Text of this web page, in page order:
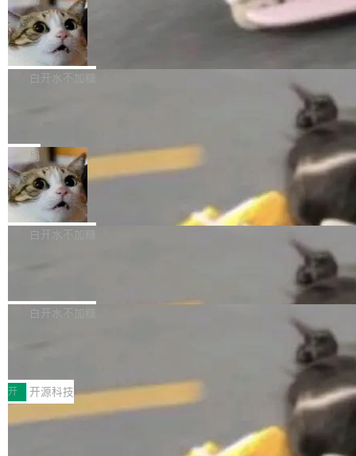
l 迁移或唤醒时，新宿主从 S3 恢复 SQLite 数据
库继续执行。存储库是持久化的唯一真相...
te 17 Pro、OPPO K15，要么是vivo X300 E这
样的次旗舰。 Galaxy Z Fold8 Ultra / Z Fold8 /
Z Flip8三款折叠屏新机均在7月22日发布，且全
部搭载骁龙8 Elite Gen5 for Galaxy，它们本该
本控制系统。目前处于 Early Access 阶段。 De
ltaDB 的核心思路直接写在 landing page 最显
眼的位置：「Software is made between com
mits」——软件是在 commit 之间写出来的。git
是把这段空隙补上。 回退到任何一次编辑：Delt
aDB 捕获 commit 之间的每一次操作，...
SpaceXAI 单季资本开支达 183 亿美元
根据风险投资人Tomer Tunguz 博客（VC 分
析）披露的最新分析与第二季度业绩报告，Spac
微软同期总资本开支的四成。 与亚马逊、Alpha
bet、微软以及 Meta 等传统科技巨头相比，Spa
ceXAI的资金消耗速度尤为引人瞩目。然而，支
撑庞大支出的资金来源却呈现出截然不同的面
貌。数据显示，微软和 Meta 主要依托充沛的经
白开水不加糖
一个在终端里运行的编程 agent；Muse Spark
1.2，驱动这个 agent 的新模型。一句话概括：
你可以用 curl -fsSL https://dev.meta.ai/install.
sh | bash 安装一个能在大项目里自动规划、写
代码、验证结果的 AI 终端工具。 据介绍，Muse
个主 agent 循环，外加一组后台 agent。这些后
局
美团开源 LoHoSearch，用知识图谱校
准 AI 能力认知
机器出题的前提，是让机器拥有全局视野。整个
构建流程可以分为四个环节：建图 → 控制难度
白开水不加糖
库，并将作为transport接入Mooncake TENT。
MPComm将作为一种传输引擎接入Mooncake T
ENT，实现零拷贝传输性能提升30%、非零拷贝
传输性能最高提升5倍。UCL-MPComm底层基
于自研UCL-Engine通信引擎，后续腾讯网平将
白开水不加糖
型案例入选名单》，深信服“面向企业研发场景的
开源 AI 编程平台 CoStrict 应用”凭借卓越的技术
创新与落地成效成功入选。 全链路私有化部署，
助力企业AI研发安全落地 当前，越来越多企业已
开 开源科技
深信服AI算力网关入选工信部人工智能
前不久，工业和信息化部正式发布《2025年人工